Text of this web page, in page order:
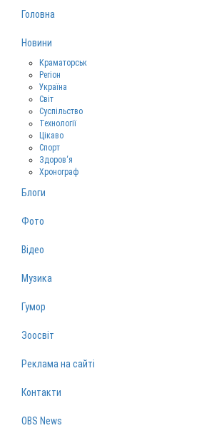
Головна
Новини
Краматорськ
Регіон
Україна
Світ
Суспільство
Технології
Цікаво
Спорт
Здоров‘я
Хронограф
Блоги
Фото
Відео
Музика
Гумор
Зоосвіт
Реклама на сайті
Контакти
OBS News